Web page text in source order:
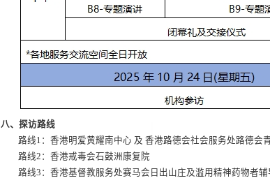
八、探访路线
路线1：香港明爱黄耀南中心 及 香港路德会社会服务处路德会
路线2：香港戒毒会石鼓洲康复院
路线3：香港基督教服务处赛马会日出山庄及滥用精神药物者